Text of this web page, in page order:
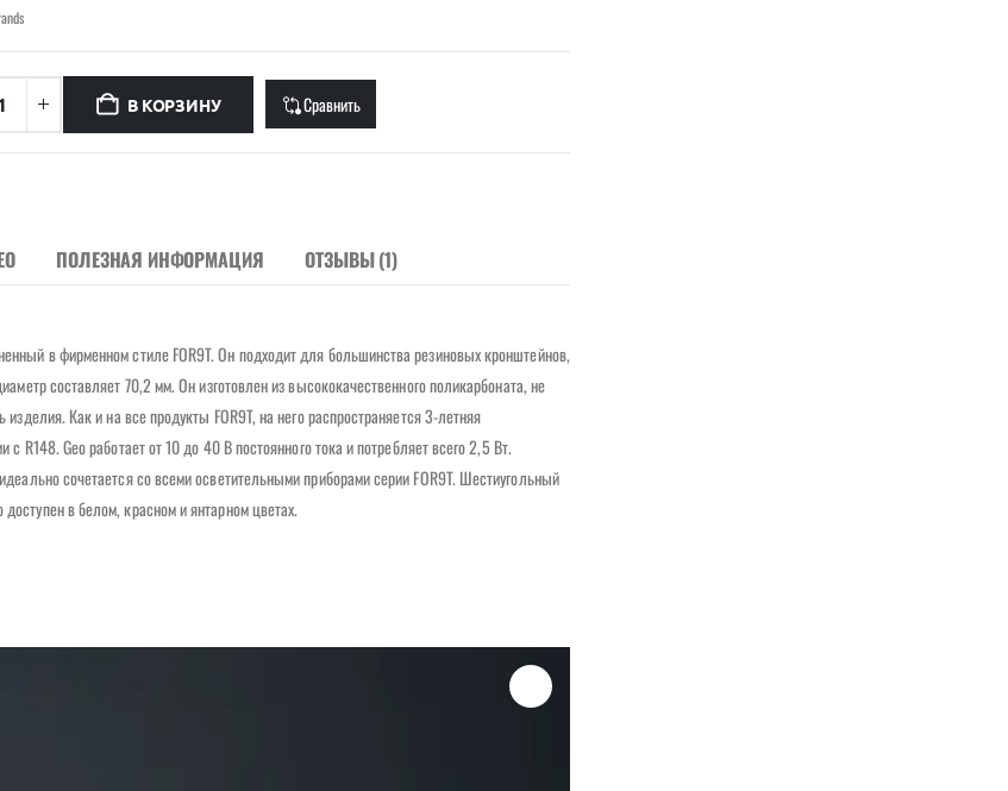
В КОРЗИНУ Сравнить
ПОЛЕЗНАЯ ИНФОРМАЦИЯ ОТЗЫВЫ (1)
в фирменном стиле FOR9T. Он подходит для большинства резиновых кронштейнов,
составляет 70,2 мм. Он изготовлен из высококачественного поликарбоната, не
Как и на все продукты FOR9T, на него распространяется 3-летняя
R148. Geo работает от 10 до 40 В постоянного тока и потребляет всего 2,5 Вт.
сочетается со всеми осветительными приборами серии FOR9T. Шестиугольный
в белом, красном и янтарном цветах.